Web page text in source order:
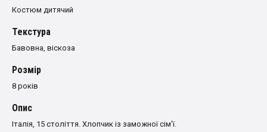
Костюм дитячий
Текстура
Бавовна, віскоза
Розмiр
8 років
Опис
Італія, 15 століття. Хлопчик із заможної сім'ї.